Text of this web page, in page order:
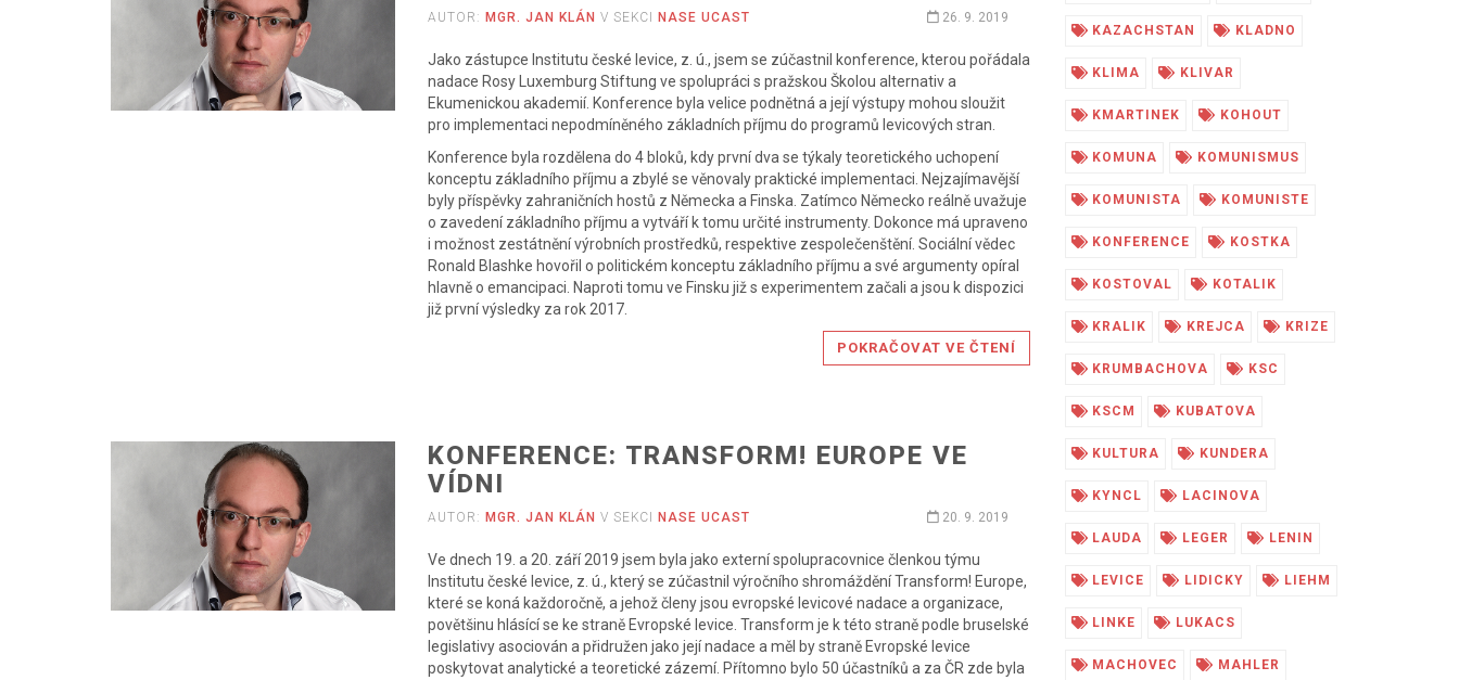
AUTOR: MGR. JAN KLÁN V SEKCI NASE UCAST 26. 9. 2019
Jako zástupce Institutu české levice, z. ú., jsem se zúčastnil konference, kterou pořádala
nadace Rosy Luxemburg Stiftung ve spolupráci s pražskou Školou alternativ a
Ekumenickou akademií. Konference byla velice podnětná a její výstupy mohou sloužit
pro implementaci nepodmíněného základních příjmu do programů levicových stran.
Konference byla rozdělena do 4 bloků, kdy první dva se týkaly teoretického uchopení
konceptu základního příjmu a zbylé se věnovaly praktické implementaci. Nejzajímavější
byly příspěvky zahraničních hostů z Německa a Finska. Zatímco Německo reálně uvažuje
o zavedení základního příjmu a vytváří k tomu určité instrumenty. Dokonce má upraveno
i možnost zestátnění výrobních prostředků, respektive zespolečenštění. Sociální vědec
Ronald Blashke hovořil o politickém konceptu základního příjmu a své argumenty opíral
hlavně o emancipaci. Naproti tomu ve Finsku již s experimentem začali a jsou k dispozici
již první výsledky za rok 2017.
POKRAČOVAT VE ČTENÍ
KONFERENCE: TRANSFORM! EUROPE VE
VÍDNI
AUTOR: MGR. JAN KLÁN V SEKCI NASE UCAST 20. 9. 2019
Ve dnech 19. a 20. září 2019 jsem byla jako externí spolupracovnice členkou týmu
Institutu české levice, z. ú., který se zúčastnil výročního shromáždění Transform! Europe,
které se koná každoročně, a jehož členy jsou evropské levicové nadace a organizace,
povětšinu hlásící se ke straně Evropské levice. Transform je k této straně podle bruselské
legislativy asociován a přidružen jako její nadace a měl by straně Evropské levice
poskytovat analytické a teoretické zázemí. Přítomno bylo 50 účastníků a za ČR zde byla
KAZACHSTAN KLADNO
KLIMA KLIVAR
KMARTINEK KOHOUT
KOMUNA KOMUNISMUS
KOMUNISTA KOMUNISTE
KONFERENCE KOSTKA
KOSTOVAL KOTALIK
KRALIK KREJCA KRIZE
KRUMBACHOVA KSC
KSCM KUBATOVA
KULTURA KUNDERA
KYNCL LACINOVA
LAUDA LEGER LENIN
LEVICE LIDICKY LIEHM
LINKE LUKACS
MACHOVEC MAHLER